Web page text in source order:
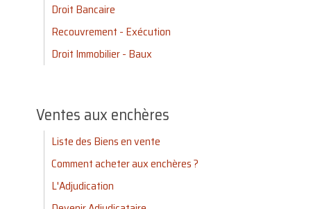
Droit Bancaire
Recouvrement - Exécution
Droit Immobilier - Baux
Ventes aux enchères
Liste des Biens en vente
Comment acheter aux enchères ?
L'Adjudication